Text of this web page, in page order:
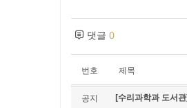
댓글 0
번호 제목
공지 [수리과학과 도서